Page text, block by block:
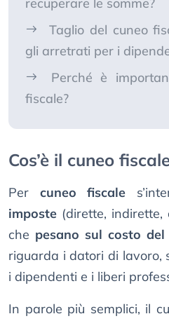
recuperare le somme?
Taglio del cuneo
gli arretrati per i
Perché è
fiscale?
Cos’è il cuneo
Per cuneo fiscale
imposte (dirette, indirette,
che pesano sul costo del
riguarda i datori di lavoro,
i dipendenti e i liberi
In parole più semplici, il